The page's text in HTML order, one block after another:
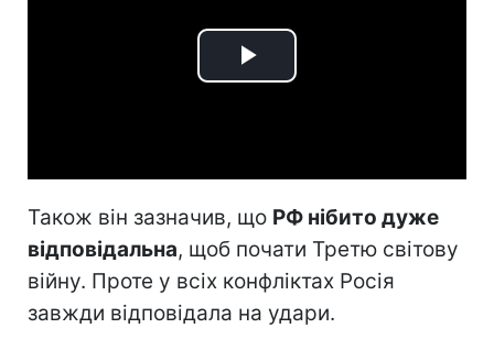
Play
Також він зазначив, що РФ нібито дуже
відповідальна, щоб почати Третю світову
війну. Проте у всіх конфліктах Росія
завжди відповідала на удари.